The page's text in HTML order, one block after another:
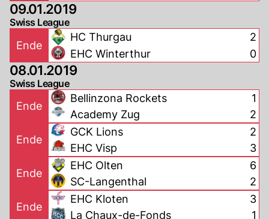
09.01.2019
Swiss League
Ende
HC Thurgau
EHC Winterthur
2
0
08.01.2019
Swiss League
Ende
Bellinzona Rockets
Academy Zug
1
2
Ende
GCK Lions
EHC Visp
2
3
Ende
EHC Olten
SC-Langenthal
6
2
Ende
EHC Kloten
La Chaux-de-Fonds
3
1